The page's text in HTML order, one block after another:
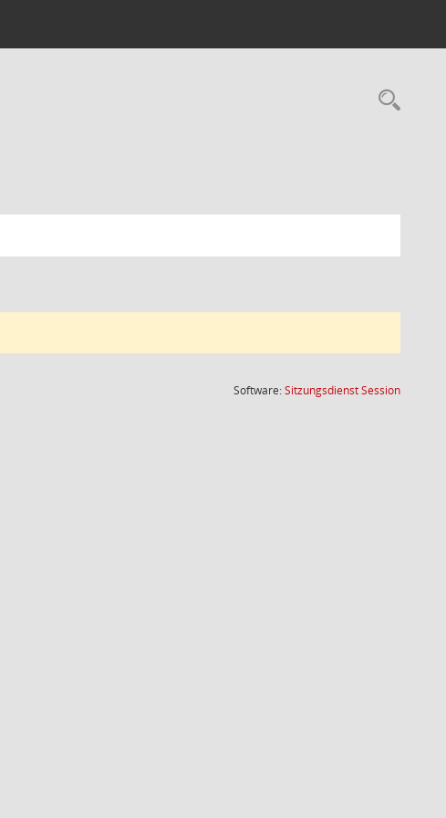
Software:SitzungsdienstSession(Wird in